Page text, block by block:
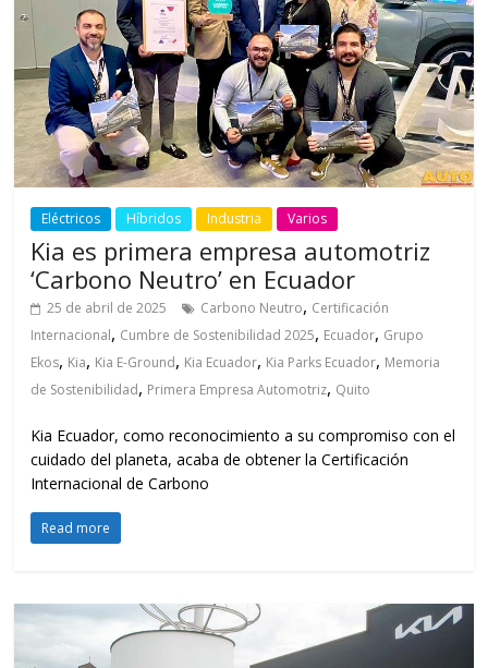
Eléctricos Híbridos Industria Varios
Kia es primera empresa automotriz
‘Carbono Neutro’ en Ecuador
25 de abril de 2025 Carbono Neutro, Certificación
Internacional, Cumbre de Sostenibilidad 2025, Ecuador, Grupo
Ekos, Kia, Kia E-Ground, Kia Ecuador, Kia Parks Ecuador, Memoria
de Sostenibilidad, Primera Empresa Automotriz, Quito
Kia Ecuador, como reconocimiento a su compromiso con el
cuidado del planeta, acaba de obtener la Certificación
Internacional de Carbono
Read more